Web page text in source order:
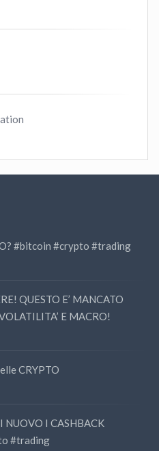
#bitcoin #crypto #trading
QUESTO E’ MANCATO
E MACRO!
CRYPTO
NUOVO I CASHBACK
#trading